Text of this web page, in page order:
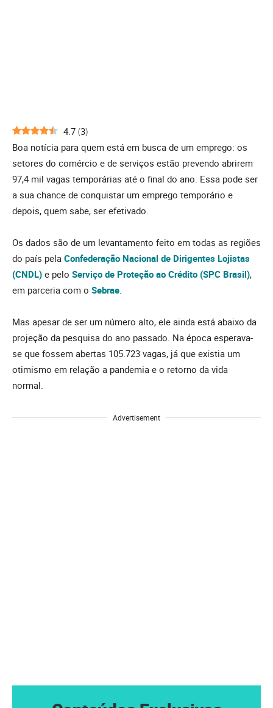
4.7 (3)
Boa notícia para quem está em busca de um emprego: os
setores do comércio e de serviços estão prevendo abrirem
97,4 mil vagas temporárias até o final do ano. Essa pode ser
a sua chance de conquistar um emprego temporário e
depois, quem sabe, ser efetivado.
Os dados são de um levantamento feito em todas as regiões
do país pela Confederação Nacional de Dirigentes Lojistas
(CNDL) e pelo Serviço de Proteção ao Crédito (SPC Brasil),
em parceria com o Sebrae.
Mas apesar de ser um número alto, ele ainda está abaixo da
projeção da pesquisa do ano passado. Na época esperava-
se que fossem abertas 105.723 vagas, já que existia um
otimismo em relação a pandemia e o retorno da vida
normal.
Advertisement